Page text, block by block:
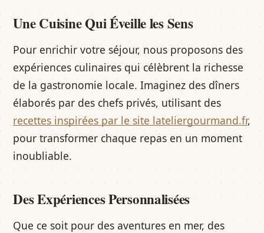
Une Cuisine Qui Éveille les Sens
Pour enrichir votre séjour, nous proposons des
expériences culinaires qui célèbrent la richesse
de la gastronomie locale. Imaginez des dîners
élaborés par des chefs privés, utilisant des
recettes inspirées par le site lateliergourmand.fr,
pour transformer chaque repas en un moment
inoubliable.
Des Expériences Personnalisées
Que ce soit pour des aventures en mer, des